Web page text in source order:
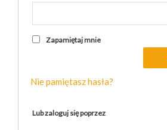
Zapamiętaj mnie
Nie pamiętasz hasła?
Lub zaloguj się poprzez